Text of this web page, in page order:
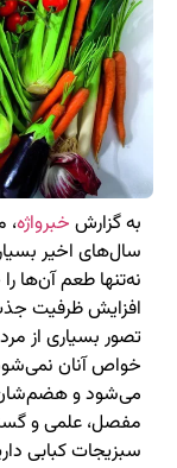
به گزارش خبرواژه،
سال‌های اخیر
نه‌تنها طعم آن‌ها
افزایش ظرفیت
تصور بسیاری از
خواص آنان
می‌شود و هضم‌شان
مفصل، علمی و
سبزیجات کبابی